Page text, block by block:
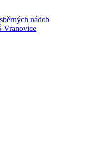
nádob
Vranovice